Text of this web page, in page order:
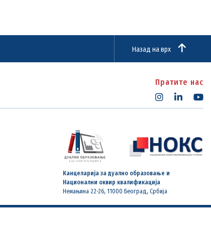
Назад на врх
Пратите нас
Канцеларија за дуално образовање и
Национални оквир квалификација
Немањина 22-26, 11000 Београд, Србија